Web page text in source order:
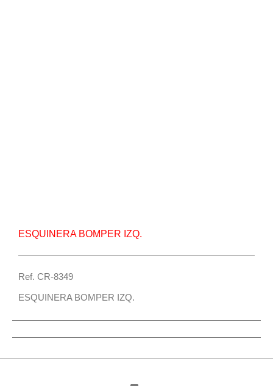
ESQUINERA BOMPER IZQ.
Ref. CR-8349
ESQUINERA BOMPER IZQ.